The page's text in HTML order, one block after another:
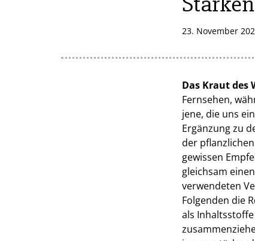
23. November
Das Kraut des
Fernsehen,
jene, die uns
Ergänzung zu
der
gewissen
gleichsam
verwendeten
Folgenden die
als